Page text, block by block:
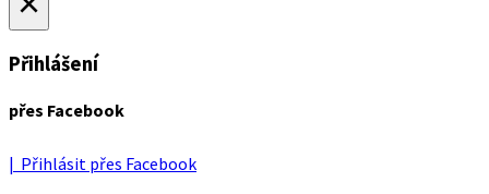
Přihlášení
přes Facebook
| Přihlásit přes Facebook